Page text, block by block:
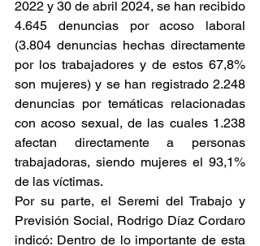
2022 y 30 de abril 2024, se han recibido
4.645 denuncias por acoso laboral
(3.804 denuncias hechas directamente
por los trabajadores y de estos 67,8%
son mujeres) y se han registrado 2.248
denuncias por temáticas relacionadas
con acoso sexual, de las cuales 1.238
afectan directamente a personas
trabajadoras, siendo mujeres el 93,1%
de las víctimas.
Por su parte, el Seremi del Trabajo y
Previsión Social, Rodrigo Díaz Cordaro
indicó: Dentro de lo importante de esta